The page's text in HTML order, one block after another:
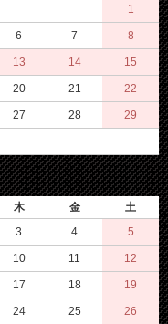
1
6 7 8
13 14 15
20 21 22
27 28 29
木 金
土
3 4 5
10 11 12
17 18 19
24 25 26